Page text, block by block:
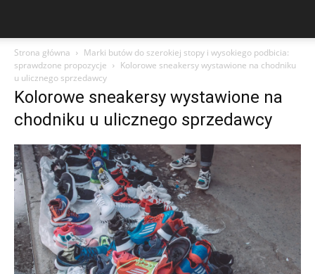
Strona główna
Marki butów do szerokiej stopy i wysokiego podbicia:
sprawdzone propozycje
Kolorowe sneakersy wystawione na chodniku
u ulicznego sprzedawcy
Kolorowe sneakersy wystawione na
chodniku u ulicznego sprzedawcy